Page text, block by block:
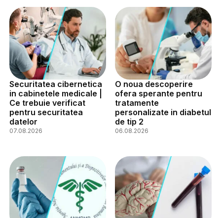
Securitatea cibernetica
in cabinetele medicale |
Ce trebuie verificat
pentru securitatea
datelor
07.08.2026
O noua descoperire
ofera sperante pentru
tratamente
personalizate in diabetul
de tip 2
06.08.2026